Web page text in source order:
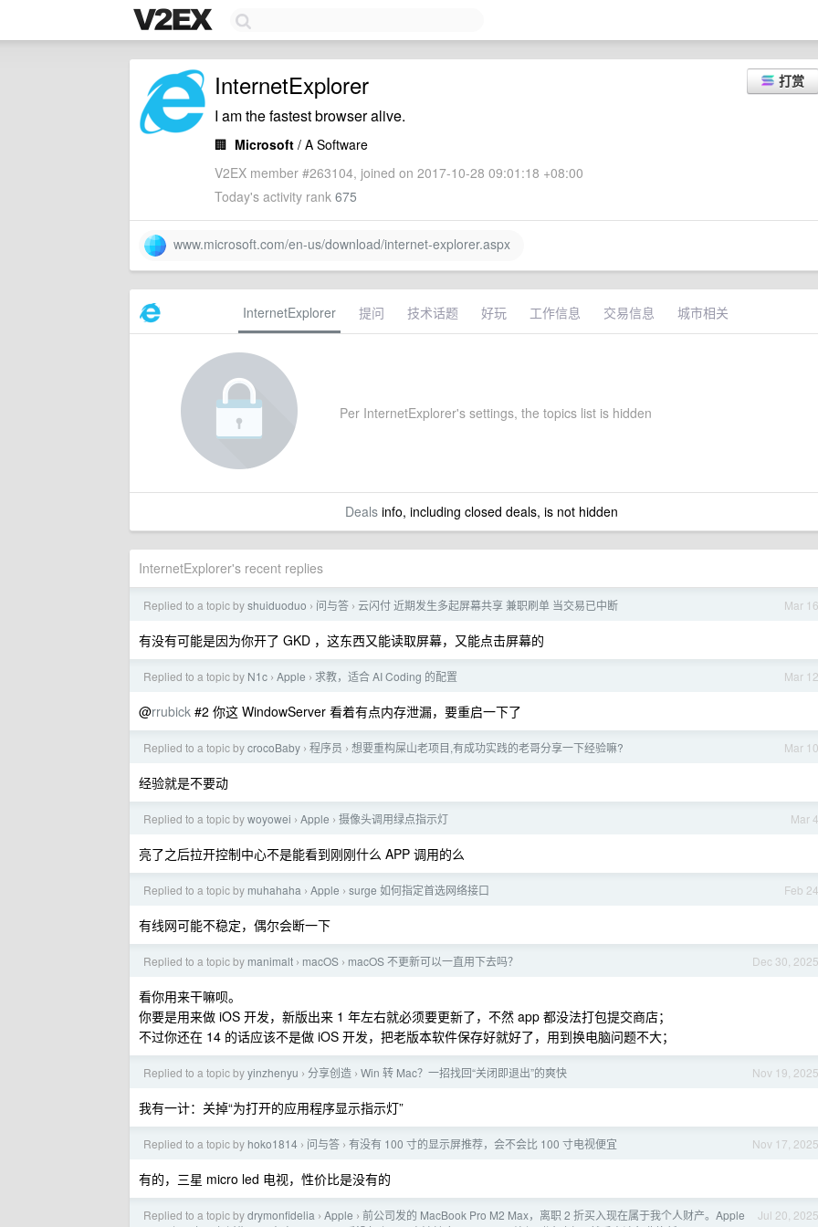
打赏
InternetExplorer
I am the fastest browser alive.
🏢 Microsoft / A Software
V2EX member #263104, joined on 2017-10-28 09:01:18 +08:00
Today's activity rank 675
www.microsoft.com/en-us/download/internet-explorer.aspx
InternetExplorer 提问 技术话题 好玩 工作信息 交易信息 城市相关
Per InternetExplorer's settings, the topics list is hidden
Dealsinfo, including closed deals, is not hidden
InternetExplorer's recent replies
Mar 16
Replied to a topic byshuiduoduo › 问与答 › 云闪付 近期发生多起屏幕共享 兼职刷单 当交易已中断
有没有可能是因为你开了 GKD ，这东西又能读取屏幕，又能点击屏幕的
Mar 12
Replied to a topic by N1c › Apple › 求教，适合 AI Coding 的配置
@rrubick #2 你这 WindowServer 看着有点内存泄漏，要重启一下了
Mar 10
Replied to a topic bycrocoBaby › 程序员 › 想要重构屎山老项目,有成功实践的老哥分享一下经验嘛?
经验就是不要动
Mar 4
Replied to a topic bywoyowei › Apple › 摄像头调用绿点指示灯
亮了之后拉开控制中心不是能看到刚刚什么 APP 调用的么
Feb 24
Replied to a topic by muhahaha › Apple › surge 如何指定首选网络接口
有线网可能不稳定，偶尔会断一下
Dec 30, 2025
Replied to a topic by manimalt › macOS › macOS 不更新可以一直用下去吗？
看你用来干嘛呗。
你要是用来做 iOS 开发，新版出来 1 年左右就必须要更新了，不然 app 都没法打包提交商店；
不过你还在 14 的话应该不是做 iOS 开发，把老版本软件保存好就好了，用到换电脑问题不大；
Nov 19, 2025
Replied to a topic byyinzhenyu › 分享创造 › Win 转 Mac？一招找回“关闭即退出”的爽快
我有一计：关掉“为打开的应用程序显示指示灯”
Nov 17, 2025
Replied to a topic by hoko1814 › 问与答 › 有没有 100 寸的显示屏推荐，会不会比 100 寸电视便宜
有的，三星 micro led 电视，性价比是没有的
Jul 20, 2025
Replied to a topic bydrymonfidelia › Apple › 前公司发的 MacBook Pro M2 Max，离职 2 折买入现在属于我个人财产。Apple